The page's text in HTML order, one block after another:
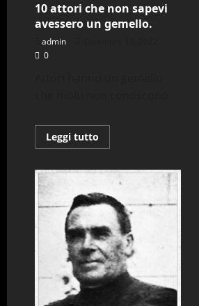
10 attori che non sapevi
avessero un gemello.
admin
0
Leggi tutto
di
10
attori
che
non
sapevi
avessero
un
gemello.